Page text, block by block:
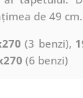
de 49 cm.
(3 benzi),
(6 benzi)